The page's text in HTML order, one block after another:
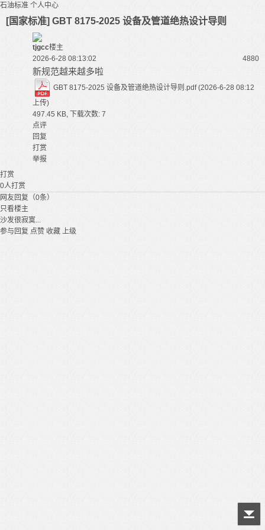
石油标准 个人中心
[国家标准] GBT 8175-2025 设备及管道绝热设计导则
tjgcc楼主
2026-6-28 08:13:02
4880
新规范越来越多啦
GBT 8175-2025 设备及管道绝热设计导则.pdf (2026-6-28 08:12
上传)
497.45 KB, 下载次数: 7
点评
回复
打赏
举报
打赏
0人打赏
网友回复（0条）
只看楼主
沙发很寂寞...
参与回复 点赞 收藏 上级